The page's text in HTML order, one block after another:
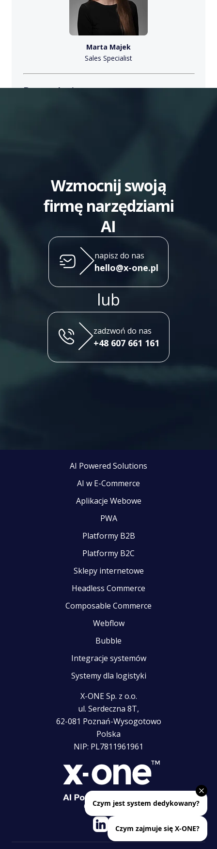
Marta Majek
Sales Specialist
Potrzebujesz pomocy w
Wzmocnij swoją
firmę narzędziami
AI
napisz do nas
hello@x-one.pl
lub
zadzwoń do nas
+48 607 661 161
AI Powered Solutions
AI w E-Commerce
Aplikacje Webowe
PWA
Platformy B2B
Platformy B2C
Sklepy internetowe
Headless Commerce
Composable Commerce
Webflow
Bubble
Integracje systemów
Systemy dla logistyki
X-ONE Sp. z o.o.
ul. Serdeczna 8T,
62-081 Poznań-Wysogotowo
Polska
NIP: PL7811961961
Obserwuj nas